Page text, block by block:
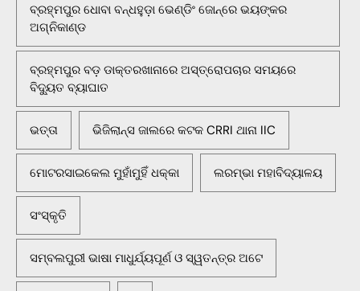
ବ୍ରହ୍ମପୁର ଧୋବା ବନ୍ଧହୁଡ଼ା ଭେଣ୍ଡିଂ ଜୋନ୍‌ରେ ଭୟଙ୍କର
ଅଗ୍ନିକାଣ୍ଡ
ବ୍ରହ୍ମପୁର ବଡ଼ ଡାକ୍ତରଖାନାରେ ଅସ୍ତ୍ରୋପଚାର ସମୟରେ
ବିଦ୍ୟୁତ ବ୍ୟାଘାତ
ଭତ୍ତା ଭିଜିଲାନ୍ସ ଜାଲରେ କଟକ CRRI ଥାନା IIC
ମୋଟରସାଇକେଲ ମୁହାଁମୁହିଁ ଧକ୍କା ଲରମ୍ଭା ମହାବିଦ୍ୟାଳୟ
ସଂସ୍କୃତି
ସମ୍ବଲପୁରୀ ଭାଷା ମାଧୁର୍ଯ୍ୟପୂର୍ଣ ଓ ସ୍ୱତନ୍ତ୍ର ଅଟେ